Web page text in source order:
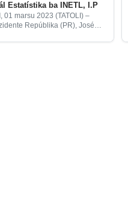
Estatístika ba INETL, I.P
01 marsu 2023 (TATOLI) –
Repúblika (PR), José